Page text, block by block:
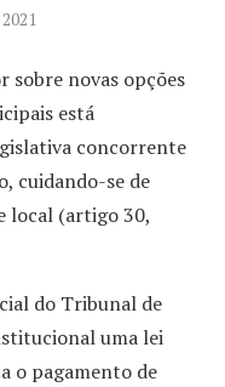
sobre novas opções
está
concorrente
cuidando-se de
local (artigo 30,
do Tribunal de
uma lei
o pagamento de